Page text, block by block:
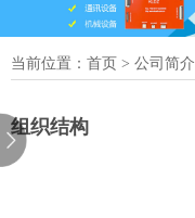
当前位置： 首页 > 公司简介
组织结构